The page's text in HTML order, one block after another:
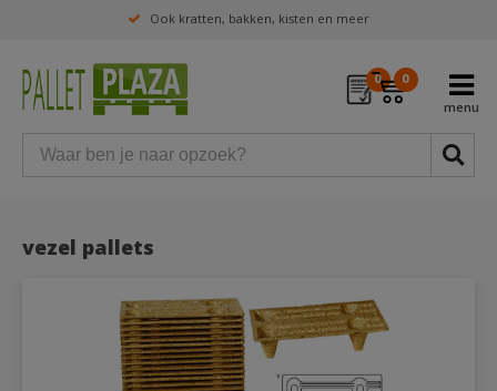
Ook kratten, bakken, kisten en meer
0 0
vezel pallets